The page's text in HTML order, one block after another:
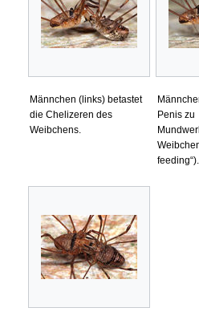
Männchen (links) betastet
die Chelizeren des
Weibchens.
Penis zu
feeding“).